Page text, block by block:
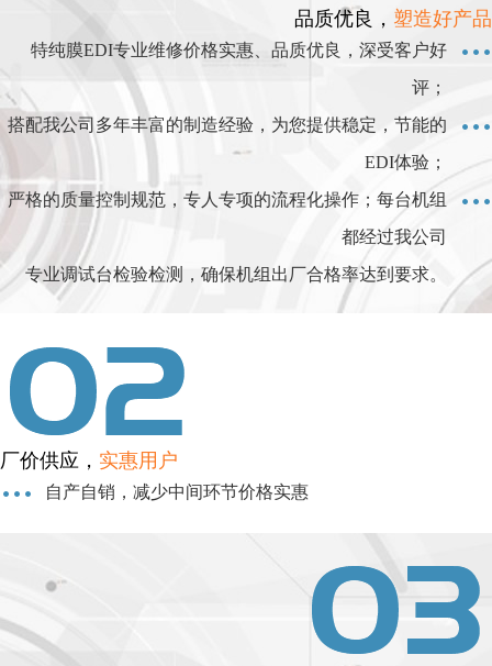
品质优良， 塑造好产品
特纯膜EDI专业维修价格实惠、品质优良，深受客户好
评；
搭配我公司多年丰富的制造经验，为您提供稳定，节能的
EDI体验；
严格的质量控制规范，专人专项的流程化操作；每台机组
都经过我公司
专业调试台检验检测，确保机组出厂合格率达到要求。
厂价供应， 实惠用户
自产自销，减少中间环节价格实惠